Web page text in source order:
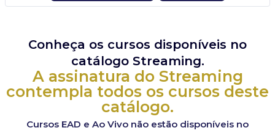
Conheça os cursos disponíveis no
catálogo Streaming.
A assinatura do Streaming
contempla todos os cursos deste
catálogo.
Cursos EAD e Ao Vivo não estão disponíveis no